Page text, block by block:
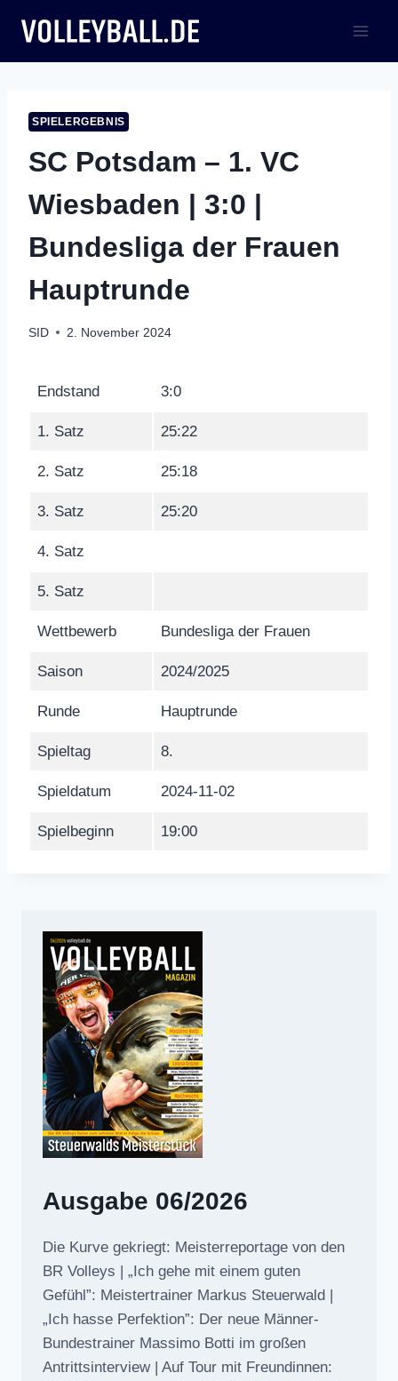
Inhalt
springen
SPIELERGEBNIS
SC Potsdam – 1. VC
Wiesbaden | 3:0 |
Bundesliga der Frauen
Hauptrunde
SID 2. November 2024
Endstand 3:0
1. Satz 25:22
2. Satz 25:18
3. Satz 25:20
4. Satz
5. Satz
Wettbewerb Bundesliga der Frauen
Saison 2024/2025
Runde Hauptrunde
Spieltag 8.
Spieldatum 2024-11-02
Spielbeginn 19:00
Ausgabe 06/2026
Die Kurve gekriegt: Meisterreportage von den
BR Volleys | „Ich gehe mit einem guten
Gefühl”: Meistertrainer Markus Steuerwald |
„Ich hasse Perfektion”: Der neue Männer-
Bundestrainer Massimo Botti im großen
Antrittsinterview | Auf Tour mit Freundinnen: